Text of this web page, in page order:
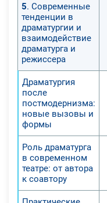
5. Современные
тенденции в
драматургии и
взаимодействие
драматурга и
режиссера
Драматургия
после
постмодернизма:
новые вызовы и
формы
Роль драматурга
в современном
театре: от автора
к соавтору